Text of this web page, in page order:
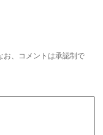
お、コメントは承認制で